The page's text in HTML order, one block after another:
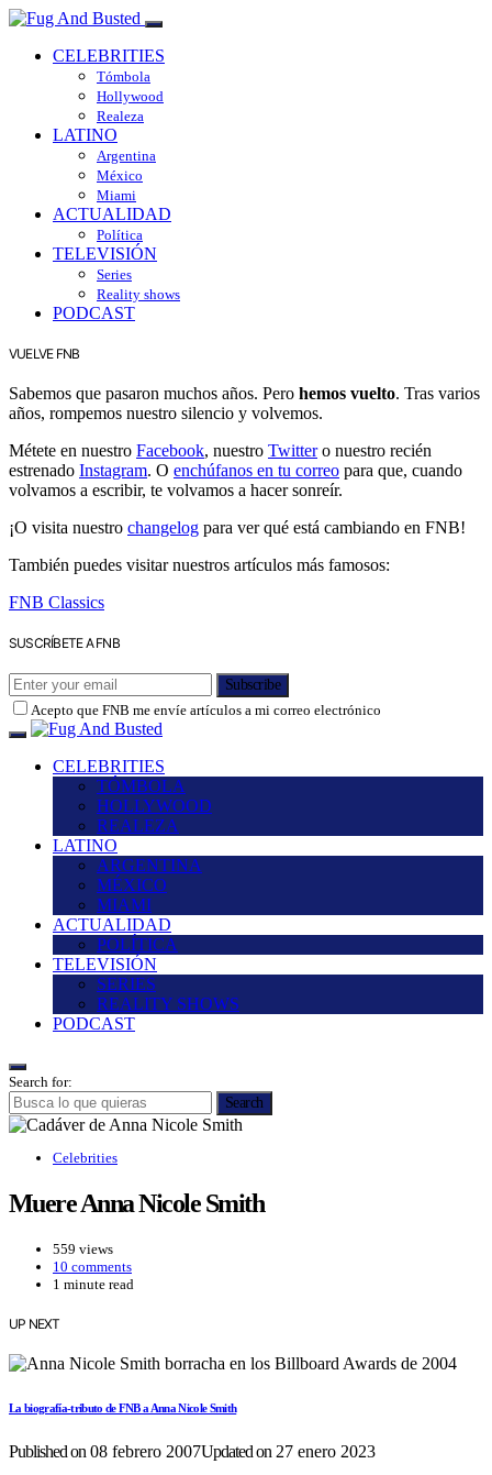
CELEBRITIES
Tómbola
Hollywood
Realeza
LATINO
Argentina
México
Miami
ACTUALIDAD
Política
TELEVISIÓN
Series
Reality shows
PODCAST
VUELVE FNB
Sabemos que pasaron muchos años. Pero hemos vuelto. Tras varios
años, rompemos nuestro silencio y volvemos.
Métete en nuestro Facebook, nuestro Twittero nuestro recién
estrenado Instagram. O enchúfanos en tu correo para que, cuando
volvamos a escribir, te volvamos a hacer sonreír.
¡O visita nuestro changelog para ver qué está cambiando en FNB!
También puedes visitar nuestros artículos más famosos:
FNB Classics
SUSCRÍBETE A FNB
Subscribe
Acepto que FNB me envíe artículos a mi correo electrónico
CELEBRITIES
TÓMBOLA
HOLLYWOOD
REALEZA
LATINO
ARGENTINA
MÉXICO
MIAMI
ACTUALIDAD
POLÍTICA
TELEVISIÓN
SERIES
REALITY SHOWS
PODCAST
Search for:
Search
Celebrities
Muere Anna Nicole Smith
559 views
10 comments
1 minute read
UP NEXT
La biografía-tributo de FNB a Anna Nicole Smith
Published on08 febrero 2007Updated on27 enero 2023